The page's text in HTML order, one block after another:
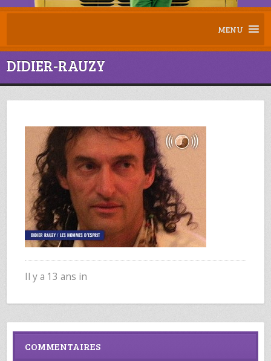
MENU
DIDIER-RAUZY
Il y a 13 ans in
COMMENTAIRES